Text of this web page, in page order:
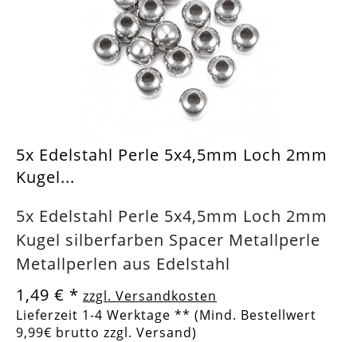
5x Edelstahl Perle 5x4,5mm Loch 2mm
Kugel...
5x Edelstahl Perle 5x4,5mm Loch 2mm
Kugel silberfarben Spacer Metallperle
Metallperlen aus Edelstahl
1,49 € * zzgl. Versandkosten
Lieferzeit 1-4 Werktage ** (Mind. Bestellwert
9,99€ brutto zzgl. Versand)